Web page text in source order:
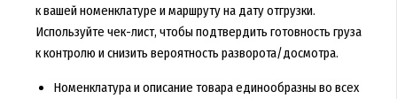
к вашей номенклатуре и маршруту на дату отгрузки.
Используйте чек-лист, чтобы подтвердить готовность груза
к контролю и снизить вероятность разворота/досмотра.
Номенклатура и описание товара единообразны во всех